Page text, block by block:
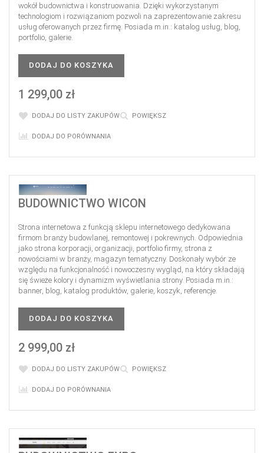
wokół budownictwa i konstruowania. Dzięki wykorzystanym
technologiom i rozwiązaniom pozwoli na zaprezentowanie zakresu
usług oferowanych przez firmę. Posiada m.in.: katalog usług, blog,
portfolio, galerie.
DODAJ DO KOSZYKA
1 299,00 zł
DODAJ DO LISTY ZAKUPÓW POWIĘKSZ
DODAJ DO PORÓWNANIA
BUDOWNICTWO WICON
Strona internetowa z funkcją sklepu internetowego dedykowana
firmom branży budowlanej, remontowej i pokrewnych. Odpowiednia
jako strona korporacji, organizacji, portfolio firmy, strona z
nowościami w branży, magazyn tematyczny. Doskonały wybór ze
względu na funkcjonalność i nowoczesny wygląd, na który składają
się świeże kolory i dynamizm wyświetlania strony. Posiada m.in.:
banner, blog, katalog produktów, galerie, koszyk, referencje.
DODAJ DO KOSZYKA
2 999,00 zł
DODAJ DO LISTY ZAKUPÓW POWIĘKSZ
DODAJ DO PORÓWNANIA